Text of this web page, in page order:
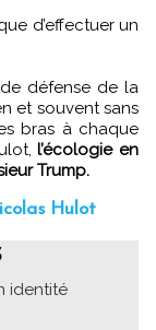
d’effectuer un
défense de la
et souvent sans
bras à chaque
l’écologie en
Trump.
Hulot
identité